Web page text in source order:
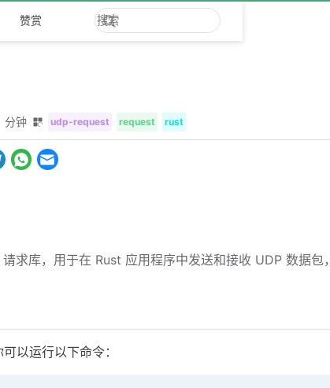
赞赏
分钟 udp-request request rust
求库，用于在 Rust 应用程序中发送和接收 UDP 数据包
以运行以下命令：